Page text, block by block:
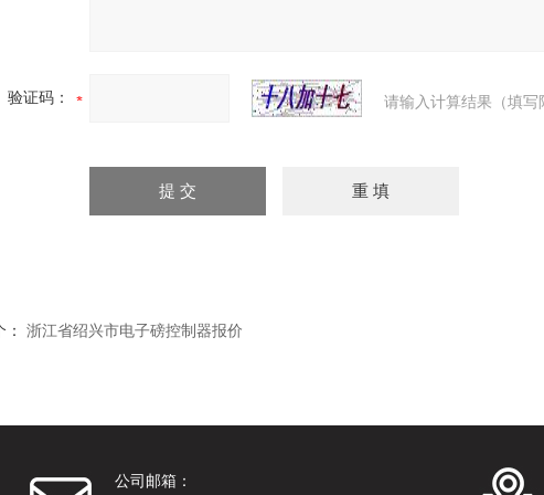
验证码： 请输入计算结果（填
浙江省绍兴市电子磅控制器报价
公司邮箱：